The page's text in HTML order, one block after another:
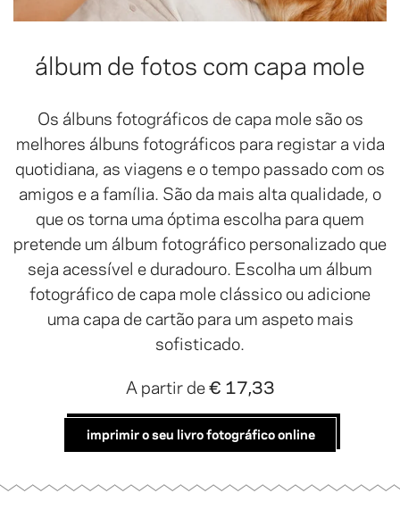
álbum de fotos com capa mole
Os álbuns fotográficos de capa mole são os
melhores álbuns fotográficos para registar a vida
quotidiana, as viagens e o tempo passado com os
amigos e a família. São da mais alta qualidade, o
que os torna uma óptima escolha para quem
pretende um álbum fotográfico personalizado que
seja acessível e duradouro. Escolha um álbum
fotográfico de capa mole clássico ou adicione
uma capa de cartão para um aspeto mais
sofisticado.
A partir de€ 17,33
imprimir o seu livro fotográfico online